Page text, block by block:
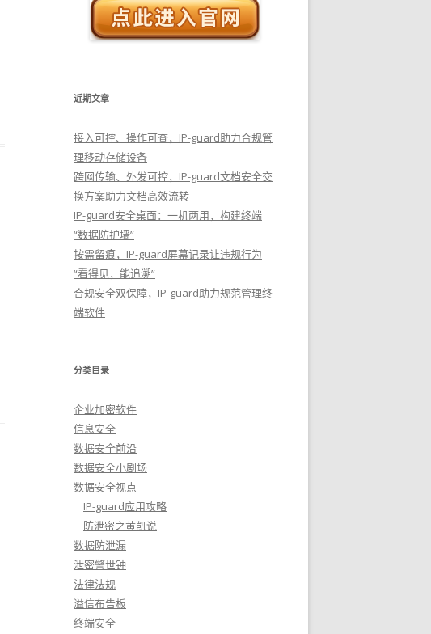
近期文章
接入可控、操作可查，IP-guard助力合规管
理移动存储设备
跨网传输、外发可控，IP-guard文档安全交
换方案助力文档高效流转
IP-guard安全桌面：一机两用，构建终端
“数据防护墙”
按需留痕，IP-guard屏幕记录让违规行为
“看得见，能追溯”
合规安全双保障，IP-guard助力规范管理终
端软件
分类目录
企业加密软件
信息安全
数据安全前沿
数据安全小剧场
数据安全视点
IP-guard应用攻略
防泄密之黄凯说
数据防泄漏
泄密警世钟
法律法规
溢信布告板
终端安全